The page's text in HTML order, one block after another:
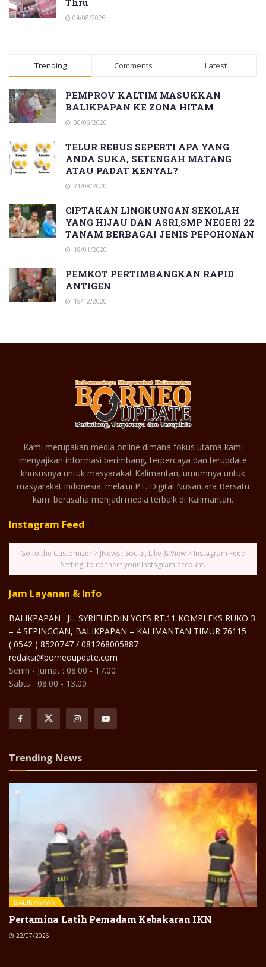
Thru
04/08/2026
Trending Comments Latest
PEMPROV KALTIM MASUKKAN
BALIKPAPAN KE ZONA HITAM
30/06/2020
TELUR REBUS SEPERTI APA YANG
ANDA SUKA, SETENGAH MATANG
ATAU PADAT KENYAL?
21/08/2020
CIPTAKAN LINGKUNGAN SEKOLAH
YANG HIJAU DAN ASRI,SMP NEGERI 22
TANAM BERBAGAI JENIS PEPOHONAN
18/01/2020
PEMKOT PERTIMBANGKAN RAPID
ANTIGEN
18/12/2020
Kami merupakan media online dimana fokus utama kami
menyajikan informasi berimbang, terpercaya dan terupdate
khususnya untuk masyarakat Kalimantan, umumnya untuk
masyarakat indonesia. melalui PT. Digital Nusantara Bersatu
kami berusaha menjadi media terbaik di Kalimantan.
Instagram Feed
Go to the Customizer > JNews : Social, Like & View > Instagram Feed
Setting, to connect your Instagram account.
Jam Layanan & Info
BALIKPAPAN : JL. SYRIFUDDIN YOES RT.11 KOMPLEKS RUKO 3
– 4 SEPINGGAN, BALIKPAPAN – KALIMANTAN TIMUR 76115
( 0542 ) 8520747 / 081268005887
redaksi@borneoupdate.com
Senin - Jumat : 08.00 - 17.00
Sabtu : 08.00 - 13.00
Trending News
BALIKPAPAN
Pertamina Latih Pemadam Kebakaran IKN
22/07/2026